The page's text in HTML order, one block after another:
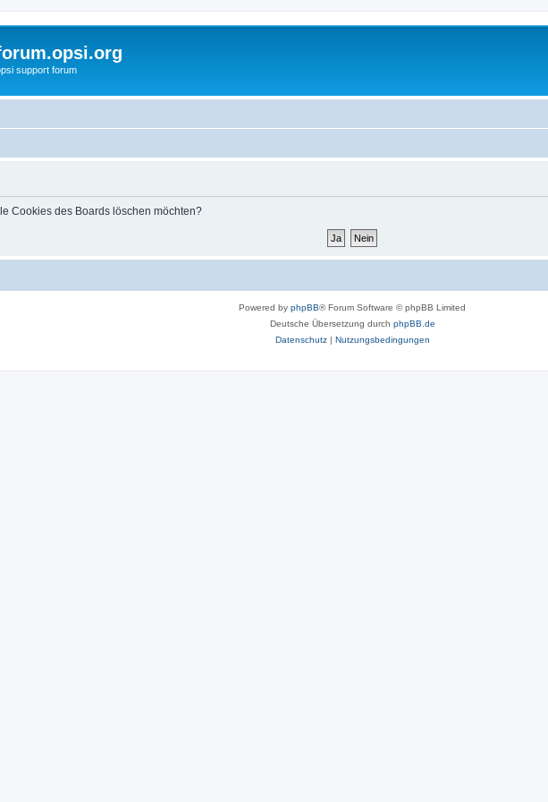
support forum
Cookies des Boards löschen möchten?
Powered by phpBB® Forum Software © phpBB Limited
Deutsche Übersetzung durch phpBB.de
Datenschutz| Nutzungsbedingungen